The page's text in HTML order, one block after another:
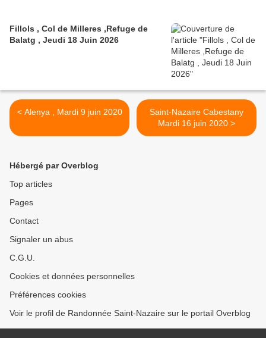
Fillols , Col de Milleres ,Refuge de
Balatg , Jeudi 18 Juin 2026
< Alenya , Mardi 9 juin 2020
Saint-Nazaire Cabestany
Mardi 16 juin 2020 >
Hébergé par Overblog
Top articles
Pages
Contact
Signaler un abus
C.G.U.
Cookies et données personnelles
Préférences cookies
Voir le profil de Randonnée Saint-Nazaire sur le portail Overblog